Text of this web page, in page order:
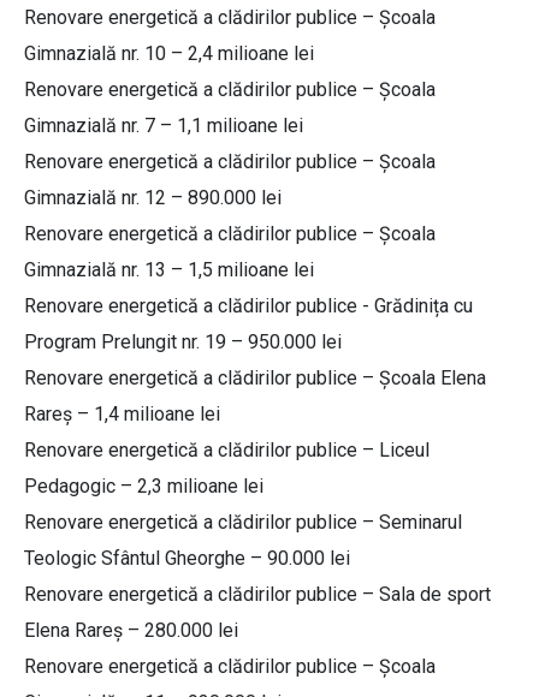
Renovare energetică a clădirilor publice – Școala
Gimnazială nr. 10 – 2,4 milioane lei
Renovare energetică a clădirilor publice – Școala
Gimnazială nr. 7 – 1,1 milioane lei
Renovare energetică a clădirilor publice – Școala
Gimnazială nr. 12 – 890.000 lei
Renovare energetică a clădirilor publice – Școala
Gimnazială nr. 13 – 1,5 milioane lei
Renovare energetică a clădirilor publice - Grădinița cu
Program Prelungit nr. 19 – 950.000 lei
Renovare energetică a clădirilor publice – Școala Elena
Rareș – 1,4 milioane lei
Renovare energetică a clădirilor publice – Liceul
Pedagogic – 2,3 milioane lei
Renovare energetică a clădirilor publice – Seminarul
Teologic Sfântul Gheorghe – 90.000 lei
Renovare energetică a clădirilor publice – Sala de sport
Elena Rareș – 280.000 lei
Renovare energetică a clădirilor publice – Școala